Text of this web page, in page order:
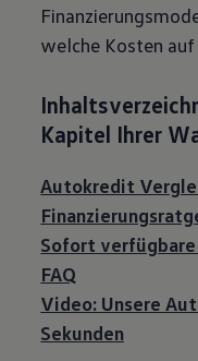
welche Kosten auf
Kapitel Ihrer
Autokredit
Sofort verfügbare
FAQ
Video: Unsere
Sekunden